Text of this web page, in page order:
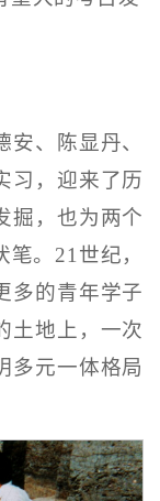
、陈显丹、
习，迎来了历
掘，也为两个
。21世纪，
多的青年学子
土地上，一次
多元一体格局